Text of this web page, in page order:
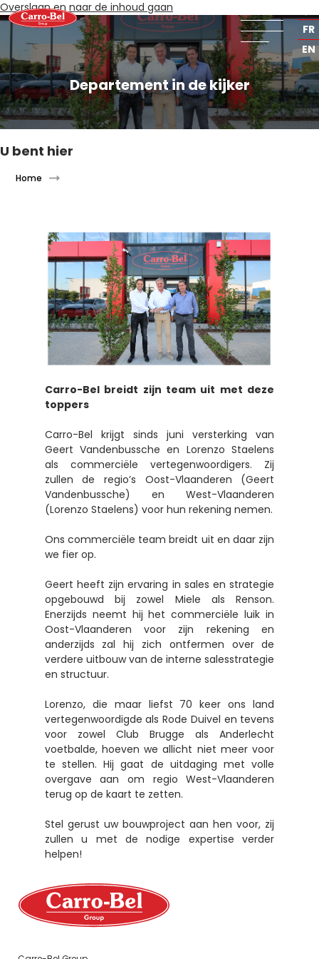
FR
EN
Overslaan en naar de inhoud gaan
Departement in de kijker
U bent hier
Home
Carro-Bel breidt zijn team uit met deze
toppers
Carro-Bel krijgt sinds juni versterking van
Geert Vandenbussche en Lorenzo Staelens
als commerciële vertegenwoordigers. Zij
zullen de regio’s Oost-Vlaanderen (Geert
Vandenbussche) en West-Vlaanderen
(Lorenzo Staelens) voor hun rekening nemen.
Ons commerciële team breidt uit en daar zijn
we fier op.
Geert heeft zijn ervaring in sales en strategie
opgebouwd bij zowel Miele als Renson.
Enerzijds neemt hij het commerciële luik in
Oost-Vlaanderen voor zijn rekening en
anderzijds zal hij zich ontfermen over de
verdere uitbouw van de interne salesstrategie
en structuur.
Lorenzo, die maar liefst 70 keer ons land
vertegenwoordigde als Rode Duivel en tevens
voor zowel Club Brugge als Anderlecht
voetbalde, hoeven we allicht niet meer voor
te stellen. Hij gaat de uitdaging met volle
overgave aan om regio West-Vlaanderen
terug op de kaart te zetten.
Stel gerust uw bouwproject aan hen voor, zij
zullen u met de nodige expertise verder
helpen!